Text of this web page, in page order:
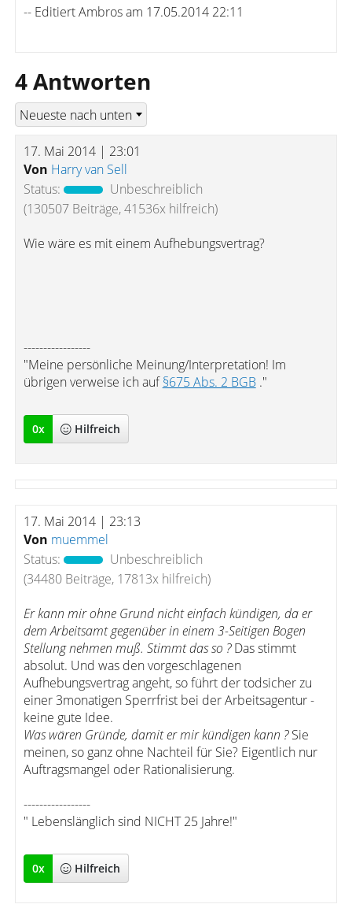
-- Editiert Ambros am 17.05.2014 22:11
4 Antworten
17. Mai 2014 | 23:01
Von Harry van Sell
Status:
Unbeschreiblich
(130507 Beiträge, 41536x hilfreich)
Wie wäre es mit einem Aufhebungsvertrag?
-----------------
"Meine persönliche Meinung/Interpretation! Im
übrigen verweise ich auf§675 Abs. 2 BGB."
0x Hilfreich
17. Mai 2014 | 23:13
Von muemmel
Status:
Unbeschreiblich
(34480 Beiträge, 17813x hilfreich)
Er kann mir ohne Grund nicht einfach kündigen, da er
dem Arbeitsamt gegenüber in einem 3-Seitigen Bogen
Stellung nehmen muß. Stimmt das so ?Das stimmt
absolut. Und was den vorgeschlagenen
Aufhebungsvertrag angeht, so führt der todsicher zu
einer 3monatigen Sperrfrist bei der Arbeitsagentur -
keine gute Idee.
Was wären Gründe, damit er mir kündigen kann ?Sie
meinen, so ganz ohne Nachteil für Sie? Eigentlich nur
Auftragsmangel oder Rationalisierung.
-----------------
" Lebenslänglich sind NICHT 25 Jahre!"
0x Hilfreich